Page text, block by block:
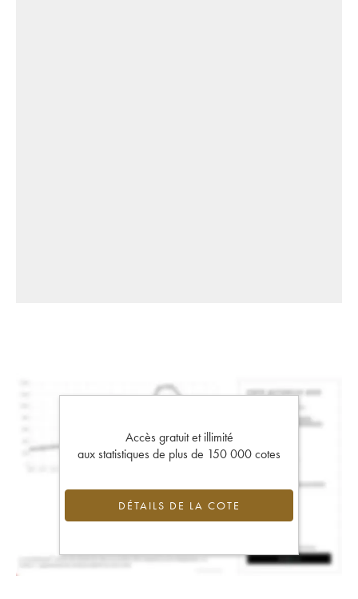
Accès gratuit et illimité
aux statistiques de plus de 150 000 cotes
DÉTAILS DE LA COTE